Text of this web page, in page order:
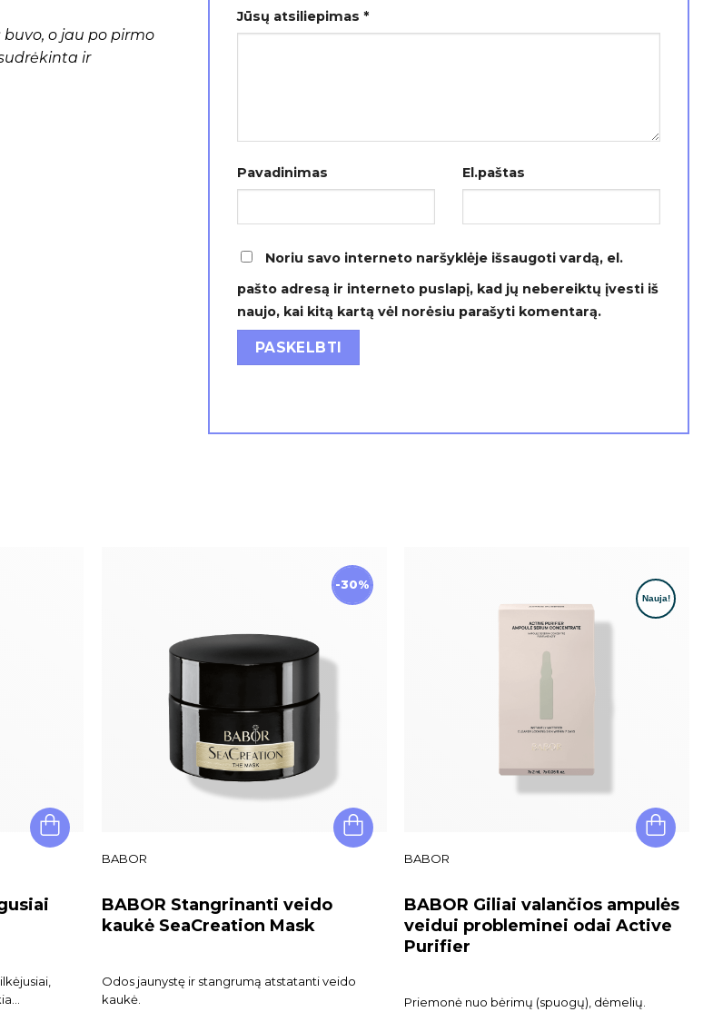
o jau po pirmo
ir
Jūsų atsiliepimas *
Pavadinimas El.paštas
Noriu savo interneto naršyklėje išsaugoti vardą, el.
pašto adresą ir interneto puslapį, kad jų nebereiktų įvesti iš
naujo, kai kitą kartą vėl norėsiu parašyti komentarą.
-30%
BABOR
BABOR Stangrinanti veido
kaukė SeaCreation Mask
Odos jaunystę ir stangrumą atstatanti veido
kaukė.
BABOR
BABOR Giliai valančios ampulės
veidui probleminei odai Active
Purifier
Priemonė nuo bėrimų (spuogų), dėmelių.